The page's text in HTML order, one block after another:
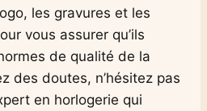
les gravures et les
vous assurer qu’ils
de qualité de la
des doutes, n’hésitez pas
en horlogerie qui